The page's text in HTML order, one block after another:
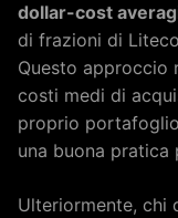
dollar-cost
di frazioni di
Questo approccio
costi medi di
proprio
una buona pratica
Ulteriormente, chi